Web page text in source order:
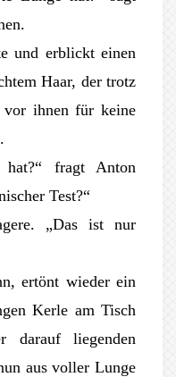
und erblickt einen
Haar, der trotz
vor ihnen für keine
fragt Anton
Test?“
„Das ist nur
ertönt wieder ein
Kerle am Tisch
darauf liegenden
aus voller Lunge